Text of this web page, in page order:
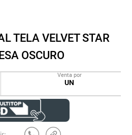
TELA VELVET STAR
OSCURO
Venta por
UN